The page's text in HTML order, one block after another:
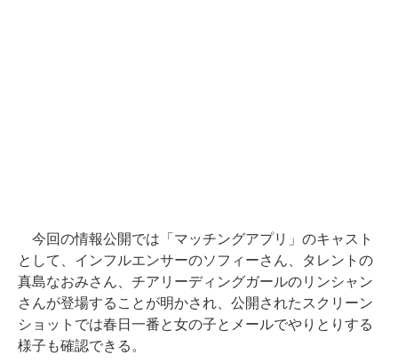
今回の情報公開では「マッチングアプリ」のキャスト
として、インフルエンサーのソフィーさん、タレントの
真島なおみさん、チアリーディングガールのリンシャン
さんが登場することが明かされ、公開されたスクリーン
ショットでは春日一番と女の子とメールでやりとりする
様子も確認できる。